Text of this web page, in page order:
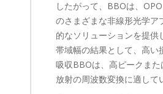
したがって、BBOは、
のさまざまな非線形光学ア
的なソリューションを提供
帯域幅の結果として、高い
吸収BBOは、高ピークま
放射の周波数変換に適して